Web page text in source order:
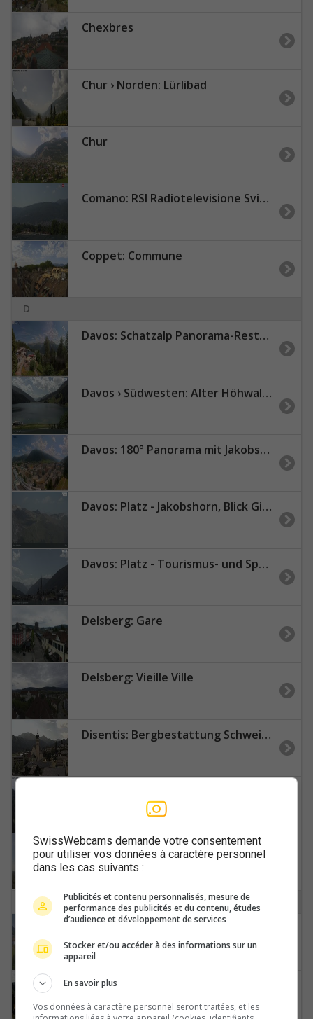
Chexbres
Chur › Norden: Lürlibad
Chur
Comano: RSI Radiotelevisione Svizzera
Coppet: Commune
D
Davos: Schatzalp Panorama-Restaurant
Davos › Südwesten: Alter Höhwaldsteg - Lake Davos
Davos: 180° Panorama mit Jakobshorn
Davos: Platz - Jakobshorn, Blick Gipfel und
Davos: Platz - Tourismus- und Sportzentrum, Kirche/Tinzenhorn
Delsberg: Gare
Delsberg: Vieille Ville
Disentis: Bergbestattung Schweiz - Mineralienmuseum Cristallina - Sogn Gions
Döttingen › Südwesten
Ebnat-Kappel › Südosten
Eggiwil › Südosten: EGW Eggiwil - Schrattenfluh
SwissWebcams demande votre consentement
pour utiliser vos données à caractère personnel
dans les cas suivants :
Publicités et contenu personnalisés, mesure de
performance des publicités et du contenu, études
d’audience et développement de services
Stocker et/ou accéder à des informations sur un
appareil
En savoir plus
Vos données à caractère personnel seront traitées, et les